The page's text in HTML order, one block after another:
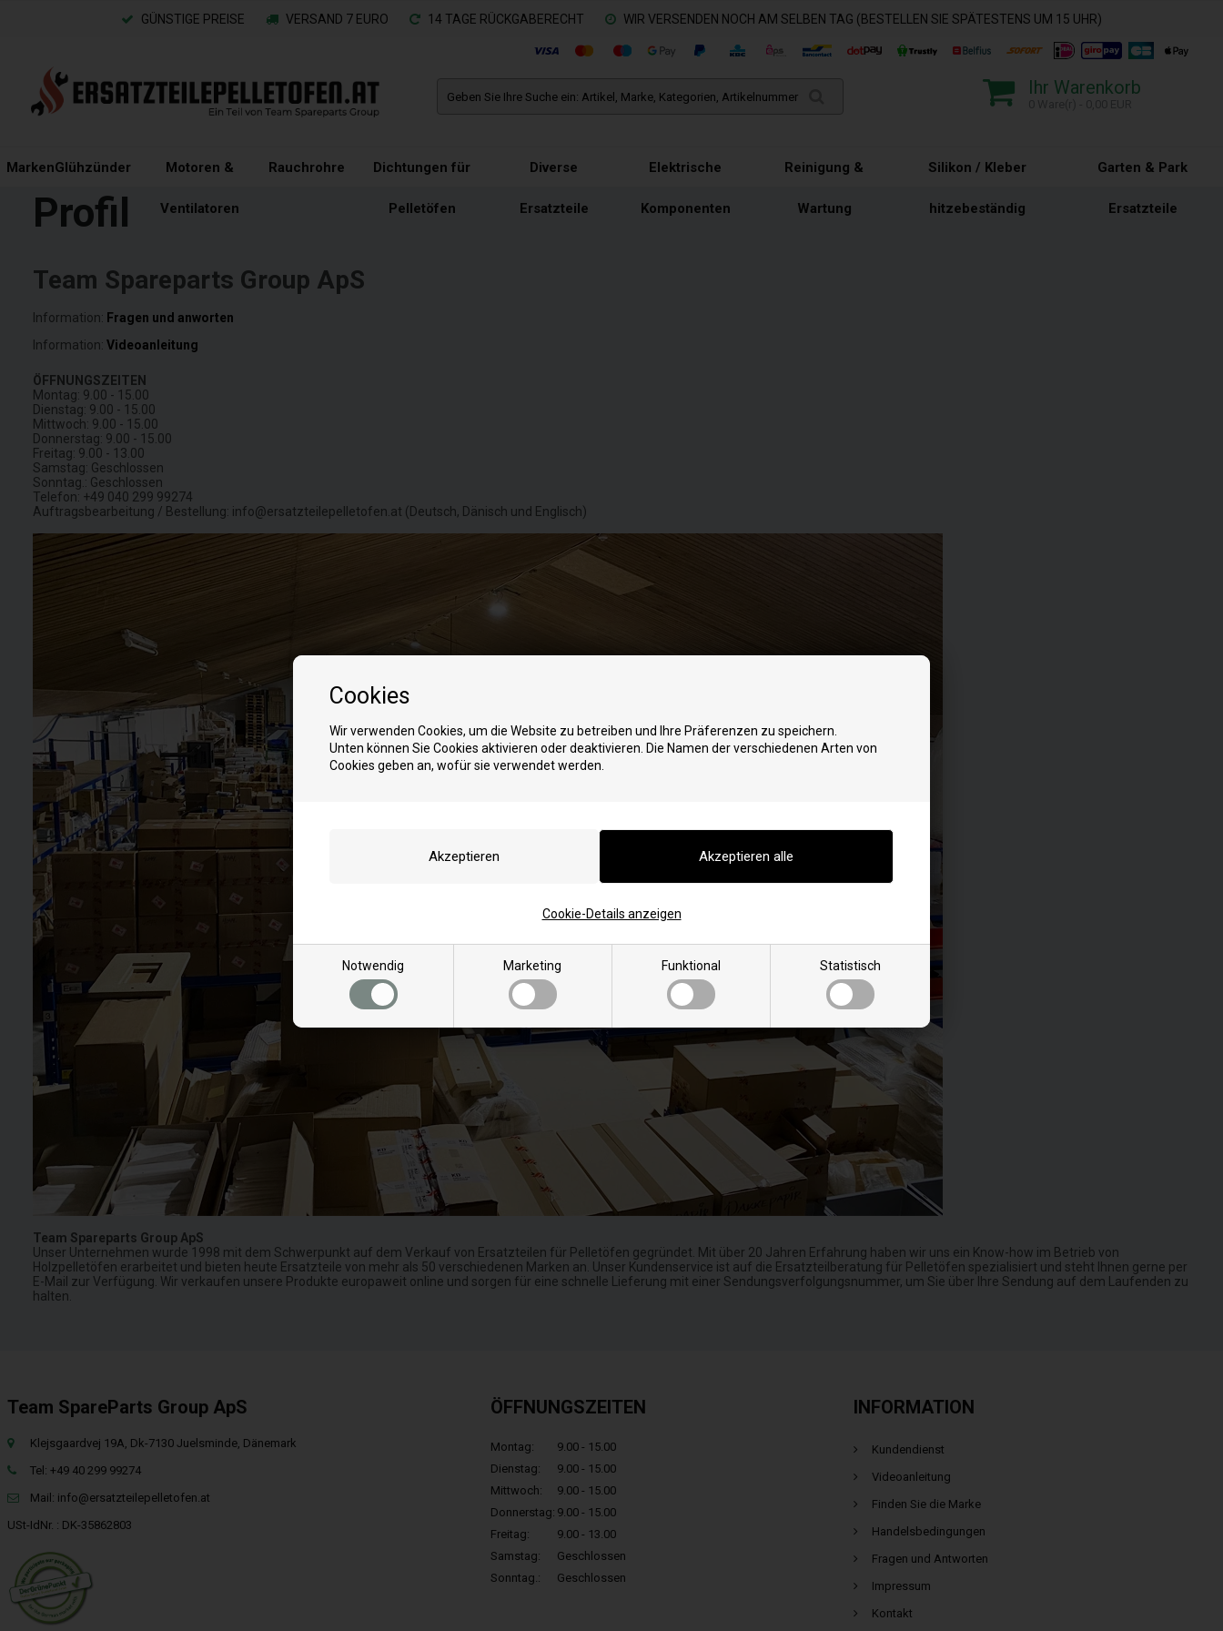
Cookies
Wir verwenden Cookies, um die Website zu betreiben und Ihre Präferenzen zu speichern.
Unten können Sie Cookies aktivieren oder deaktivieren. Die Namen der verschiedenen Arten von
Cookies geben an, wofür sie verwendet werden.
Notwendig Marketing Funktional Statistisch
Cookie-Details anzeigen
GÜNSTIGE PREISE VERSAND 7 EURO 14 TAGE RÜCKGABERECHT WIR VERSENDEN NOCH AM SELBEN TAG (BESTELLEN SIE SPÄTESTENS UM 15 UHR)
Ihr Warenkorb
MarkenGlühzünder Motoren &
Ventilatoren
Rauchrohre Dichtungen für
Pelletöfen
Diverse
Ersatzteile
Elektrische
Komponenten
Reinigung &
Wartung
Silikon / Kleber
hitzebeständig
Garten & Park
Ersatzteile
Profil
Team Spareparts Group ApS
Information: Fragen und anworten
Information: Videoanleitung
ÖFFNUNGSZEITEN
Montag: 9.00 - 15.00
Dienstag: 9.00 - 15.00
Mittwoch: 9.00 - 15.00
Donnerstag: 9.00 - 15.00
Freitag: 9.00 - 13.00
Samstag: Geschlossen
Sonntag.: Geschlossen
Telefon: +49 040 299 99274
Auftragsbearbeitung / Bestellung: info@ersatzteilepelletofen.at (Deutsch, Dänisch und Englisch)
Team Spareparts Group ApS
Unser Unternehmen wurde 1998 mit dem Schwerpunkt auf dem Verkauf von Ersatzteilen für Pelletöfen gegründet. Mit über 20 Jahren Erfahrung haben wir uns ein Know-how im Betrieb von
Holzpelletöfen erarbeitet und bieten heute Ersatzteile von mehr als 50 verschiedenen Marken an. Unser Kundenservice ist auf die Ersatzteilberatung für Pelletöfen spezialisiert und steht Ihnen gerne per
E-Mail zur Verfügung. Wir verkaufen unsere Produkte europaweit online und sorgen für eine schnelle Lieferung mit einer Sendungsverfolgungsnummer, um Sie über Ihre Sendung auf dem Laufenden zu
halten.
Team SpareParts Group ApS
Klejsgaardvej 19A, Dk-7130 Juelsminde, Dänemark
Tel: +49 40 299 99274
Mail: info@ersatzteilepelletofen.at
USt-IdNr. : DK-35862803
ÖFFNUNGSZEITEN
Montag:
9.00 - 15.00
Dienstag:
9.00 - 15.00
Mittwoch:
9.00 - 15.00
Donnerstag: 9.00 - 15.00
Freitag:
9.00 - 13.00
Samstag:
Geschlossen
Sonntag.:
Geschlossen
INFORMATION
Kundendienst
Videoanleitung
Finden Sie die Marke
Handelsbedingungen
Fragen und Antworten
Impressum
Kontakt